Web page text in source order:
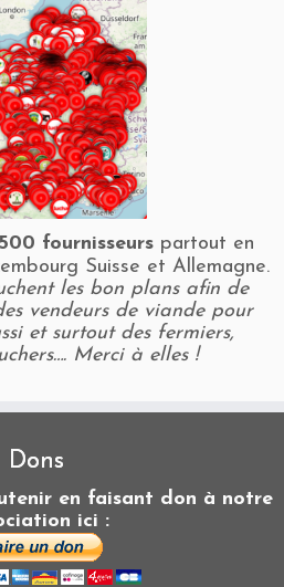
fournisseurs partout en
Suisse et Allemagne.
les bon plans afin de
vendeurs de viande pour
et surtout des fermiers,
Merci à elles !
Dons
en faisant don à notre
ici :